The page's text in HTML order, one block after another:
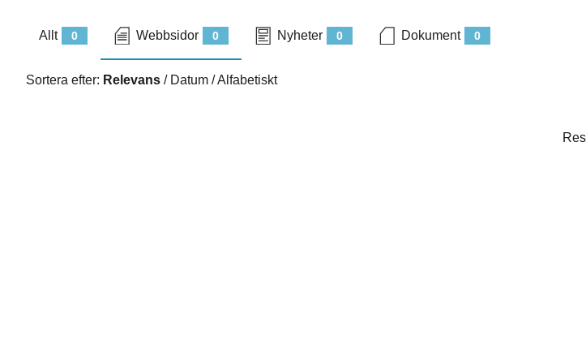
0
Allt 0
Webbsidor 0
Nyheter 0
Dokument
Sortera efter: Relevans / Datum /Alfabetiskt